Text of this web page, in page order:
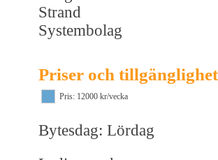
Strand
Systembolag
Priser och
Pris: 12000 kr/vecka
Bytesdag: Lördag